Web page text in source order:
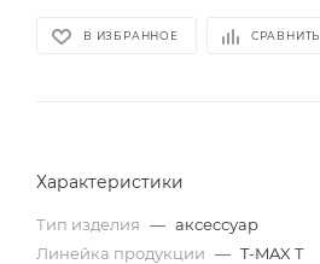
В ИЗБРАННОЕ СРАВНИТЬ
Характеристики
Тип изделия — аксессуар
Линейка продукции — T-MAX T